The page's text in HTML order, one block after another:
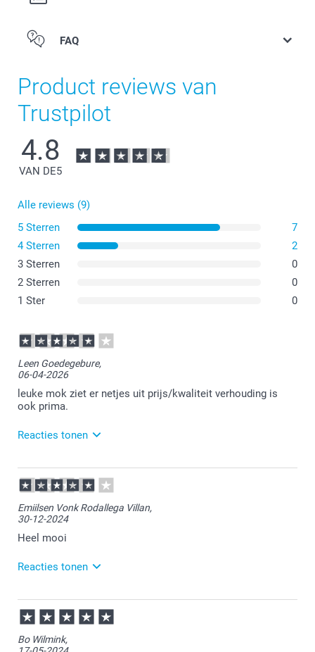
FAQ
Product reviews van
Trustpilot
4.8
VAN DE5
Alle reviews (9)
5 Sterren
7
4 Sterren
2
3 Sterren
0
2 Sterren
0
1 Ster
0
Leen Goedegebure,
06-04-2026
leuke mok ziet er netjes uit prijs/kwaliteit verhouding is
ook prima.
Reacties tonen
07-04-2026
15:17
Dat is goed om te lezen.
Veel plezier ervan!
Emiilsen Vonk Rodallega Villan,
30-12-2024
Heel mooi
Reacties tonen
31-12-2024
10:37
Veel plezier van de mok!
Bo Wilmink,